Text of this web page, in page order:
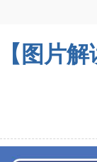
【图片